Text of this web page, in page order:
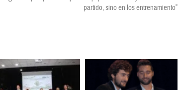
partido, sino en los entrenamiento”